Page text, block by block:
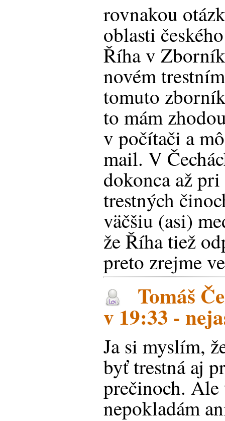
rovnakou
oblasti
Říha v
novém
tomuto
to mám
v počítači a
mail. V
dokonca až
trestných
väčšiu (asi)
že Říha tiež
preto zrejme
Tomáš
v 19:33 -
Ja si myslím,
byť trestná aj
prečinoch.
nepokladám